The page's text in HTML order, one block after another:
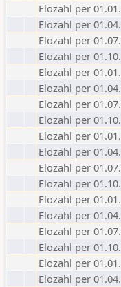
Elozahl per
Elozahl per
Elozahl per
Elozahl per
Elozahl per
Elozahl per
Elozahl per
Elozahl per
Elozahl per
Elozahl per
Elozahl per
Elozahl per
Elozahl per
Elozahl per
Elozahl per
Elozahl per
Elozahl per
Elozahl per